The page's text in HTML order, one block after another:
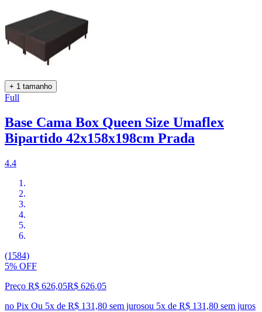
+ 1 tamanho
Full
Base Cama Box Queen Size Umaflex
Bipartido 42x158x198cm Prada
4.4
(1584)
5% OFF
Preço R$ 626,05R$ 626,05
no Pix Ou 5x de R$ 131,80 sem jurosou 5x de R$ 131,80 sem juros